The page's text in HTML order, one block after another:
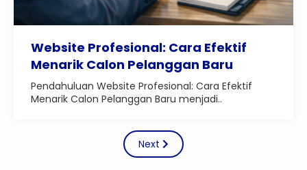
Website Profesional: Cara Efektif
Menarik Calon Pelanggan Baru
Pendahuluan Website Profesional: Cara Efektif
Menarik Calon Pelanggan Baru menjadi..
Next